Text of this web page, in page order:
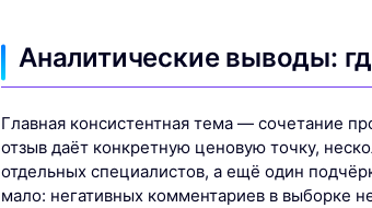
Аналитические выводы:
Главная консистентная тема — сочетание
отзыв даёт конкретную ценовую точку,
отдельных специалистов, а ещё один
мало: негативных комментариев в выборке